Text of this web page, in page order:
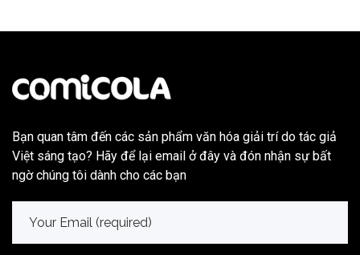
Bạn quan tâm đến các sản phẩm văn hóa giải trí do tác giả
Việt sáng tạo? Hãy để lại email ở đây và đón nhận sự bất
ngờ chúng tôi dành cho các bạn